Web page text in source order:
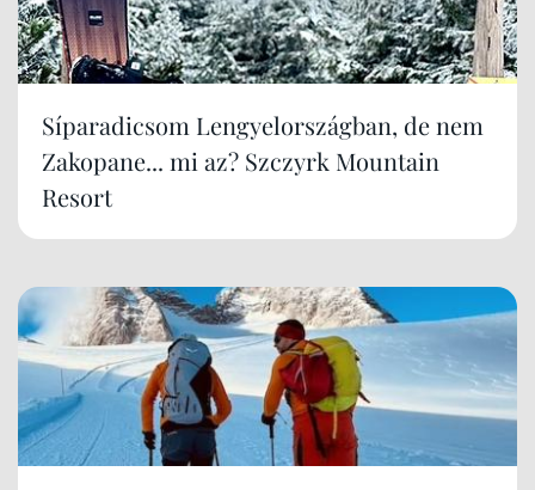
Síparadicsom Lengyelországban, de nem
Zakopane... mi az? Szczyrk Mountain
Resort